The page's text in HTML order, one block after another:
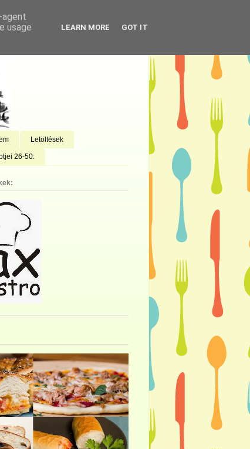
Letöltések
26-50:
agent
usage
LEARN MORE GOT IT